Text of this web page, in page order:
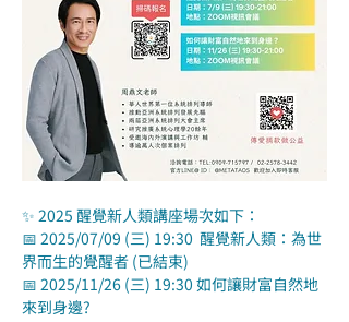
✨ 2025 醒覺新人類講座場次如下：
📅 2025/07/09 (三) 19:30  醒覺新人類：為世
界而生的覺醒者 (已結束)
📅 2025/11/26 (三) 19:30 如何讓財富自然地
來到身邊?